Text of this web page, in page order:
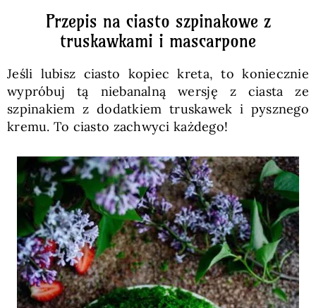
Przepis na ciasto szpinakowe z
truskawkami i mascarpone
Jeśli lubisz ciasto kopiec kreta, to koniecznie
wypróbuj tą niebanalną wersję z ciasta ze
szpinakiem z dodatkiem truskawek i pysznego
kremu. To ciasto zachwyci każdego!